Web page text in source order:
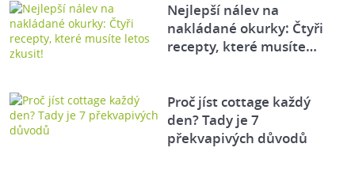
Nejlepší nálev na
nakládané okurky: Čtyři
recepty, které musíte…
Proč jíst cottage každý
den? Tady je 7
překvapivých důvodů